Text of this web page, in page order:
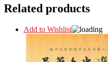
Related products
Add to Wishlist